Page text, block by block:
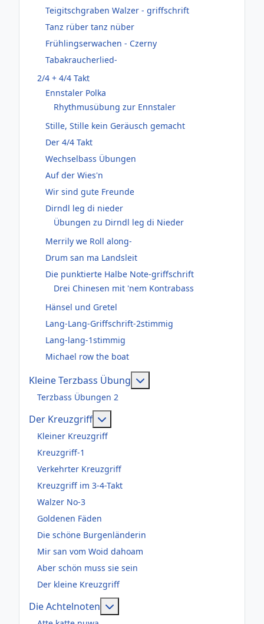
Teigitschgraben Walzer - griffschrift
Tanz rüber tanz nüber
Frühlingserwachen - Czerny
Tabakraucherlied-
2/4 + 4/4 Takt
Ennstaler Polka
Rhythmusübung zur Ennstaler
Stille, Stille kein Geräusch gemacht
Der 4/4 Takt
Wechselbass Übungen
Auf der Wies'n
Wir sind gute Freunde
Dirndl leg di nieder
Übungen zu Dirndl leg di Nieder
Merrily we Roll along-
Drum san ma Landsleit
Die punktierte Halbe Note-griffschrift
Drei Chinesen mit 'nem Kontrabass
Hänsel und Gretel
Lang-Lang-Griffschrift-2stimmig
Lang-lang-1stimmig
Michael row the boat
Kleine Terzbass Übung
Terzbass Übungen 2
Der Kreuzgriff
Kleiner Kreuzgriff
Kreuzgriff-1
Verkehrter Kreuzgriff
Kreuzgriff im 3-4-Takt
Walzer No-3
Goldenen Fäden
Die schöne Burgenländerin
Mir san vom Woid dahoam
Aber schön muss sie sein
Der kleine Kreuzgriff
Die Achtelnoten